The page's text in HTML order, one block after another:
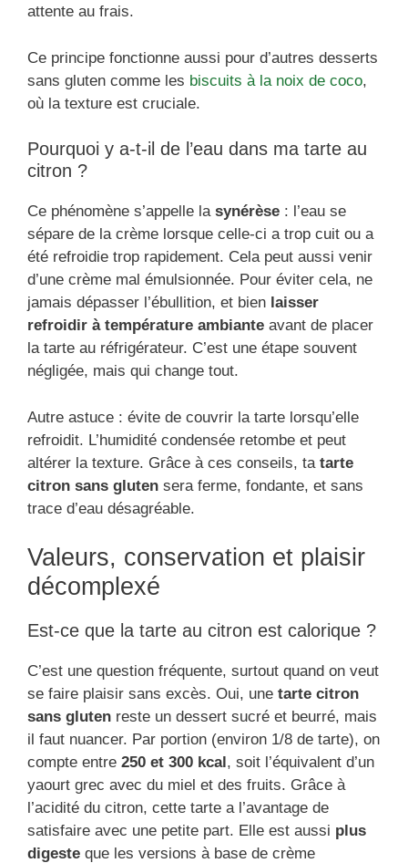
attente au frais.
Ce principe fonctionne aussi pour d’autres desserts
sans gluten comme les biscuits à la noix de coco,
où la texture est cruciale.
Pourquoi y a-t-il de l’eau dans ma tarte au
citron ?
Ce phénomène s’appelle la synérèse : l’eau se
sépare de la crème lorsque celle-ci a trop cuit ou a
été refroidie trop rapidement. Cela peut aussi venir
d’une crème mal émulsionnée. Pour éviter cela, ne
jamais dépasser l’ébullition, et bien laisser
refroidir à température ambiante avant de placer
la tarte au réfrigérateur. C’est une étape souvent
négligée, mais qui change tout.
Autre astuce : évite de couvrir la tarte lorsqu’elle
refroidit. L’humidité condensée retombe et peut
altérer la texture. Grâce à ces conseils, ta tarte
citron sans gluten sera ferme, fondante, et sans
trace d’eau désagréable.
Valeurs, conservation et plaisir
décomplexé
Est-ce que la tarte au citron est calorique ?
C’est une question fréquente, surtout quand on veut
se faire plaisir sans excès. Oui, une tarte citron
sans gluten reste un dessert sucré et beurré, mais
il faut nuancer. Par portion (environ 1/8 de tarte), on
compte entre 250 et 300 kcal , soit l’équivalent d’un
yaourt grec avec du miel et des fruits. Grâce à
l’acidité du citron, cette tarte a l’avantage de
satisfaire avec une petite part. Elle est aussi plus
digeste que les versions à base de crème